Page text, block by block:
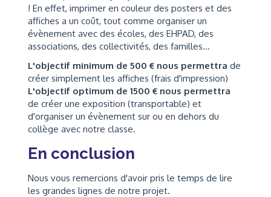
! En effet, imprimer en couleur des posters et des
affiches a un coût, tout comme organiser un
évènement avec des écoles, des EHPAD, des
associations, des collectivités, des familles...
L'objectif minimum de 500 € nous permettra de
créer simplement les affiches (frais d'impression)
L'objectif optimum de 1500 € nous permettra
de créer une exposition (transportable) et
d'organiser un évènement sur ou en dehors du
collège avec notre classe.
En conclusion
Nous vous remercions d'avoir pris le temps de lire
les grandes lignes de notre projet.